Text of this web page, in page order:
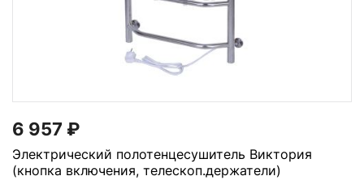
6 957 ₽
Электрический полотенцесушитель Виктория
(кнопка включения, телескоп.держатели)